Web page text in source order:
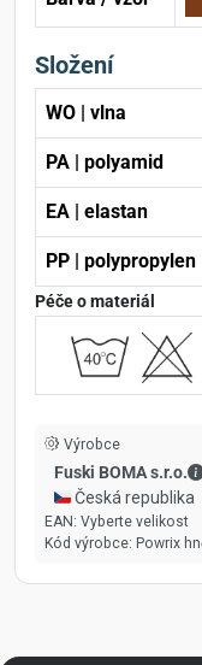
Složení
WO | vlna
PA | polyamid
EA | elastan
PP | polypropylen
Péče o materiál
Výrobce
Fuski BOMA s.r.o.
🇨🇿 Česká republika
EAN: Vyberte velikost
Kód výrobce: Powrix